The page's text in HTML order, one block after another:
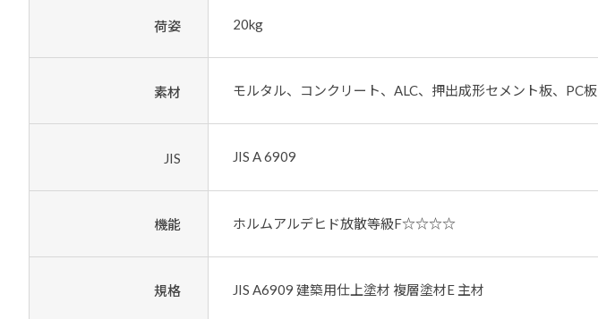
荷姿 20kg
素材 モルタル、コンクリート、ALC、押出成形セメント板、PC板
JIS JIS A 6909
機能 ホルムアルデヒド放散等級F☆☆☆☆
規格 JIS A6909 建築用仕上塗材 複層塗材E 主材